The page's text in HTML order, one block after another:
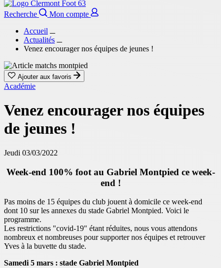
Recherche
Mon compte
Accueil
Actualités
Venez encourager nos équipes de jeunes !
Ajouter aux favoris
Académie
Venez encourager nos équipes
de jeunes !
Jeudi 03/03/2022
Week-end 100% foot au Gabriel Montpied ce week-
end !
Pas moins de 15 équipes du club jouent à domicile ce week-end
dont 10 sur les annexes du stade Gabriel Montpied. Voici le
programme.
Les restrictions "covid-19" étant réduites, nous vous attendons
nombreux et nombreuses pour supporter nos équipes et retrouver
Yves à la buvette du stade.
Samedi 5 mars : stade Gabriel Montpied